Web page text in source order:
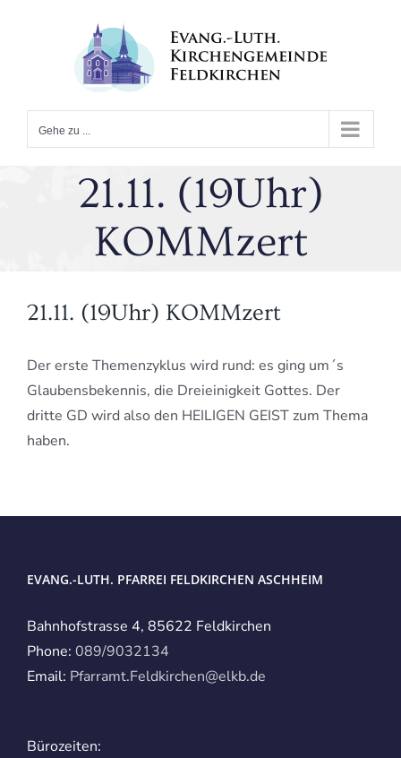
Gehe zu ...
21.11. (19Uhr)
KOMMzert
21.11. (19Uhr) KOMMzert
Der erste Themenzyklus wird rund: es ging um´s
Glaubensbekennis, die Dreieinigkeit Gottes. Der
dritte GD wird also den HEILIGEN GEIST zum Thema
haben.
EVANG.-LUTH. PFARREI FELDKIRCHEN ASCHHEIM
Bahnhofstrasse 4, 85622 Feldkirchen
Phone: 089/9032134
Email: Pfarramt.Feldkirchen@elkb.de
Bürozeiten: